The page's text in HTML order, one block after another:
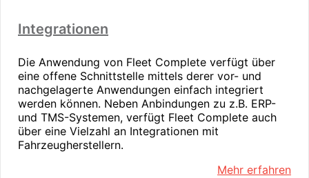
Integrationen
Die Anwendung von Fleet Complete verfügt über
eine offene Schnittstelle mittels derer vor- und
nachgelagerte Anwendungen einfach integriert
werden können. Neben Anbindungen zu z.B. ERP-
und TMS-Systemen, verfügt Fleet Complete auch
über eine Vielzahl an Integrationen mit
Fahrzeugherstellern.
Mehr erfahren